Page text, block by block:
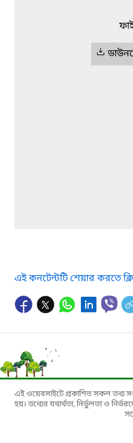
এই কনটেন্টটি শেয়ার করতে
এই ওয়েবসাইটে প্রকাশিত সকল তথ্য
হয়। তথ্যের যথার্থতা, নির্ভুলতা ও